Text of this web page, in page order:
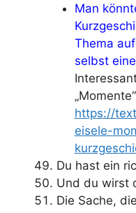
Man
Thema
selbst
https://
eisele-
Du hast ein
Und du wirst
Die Sache,